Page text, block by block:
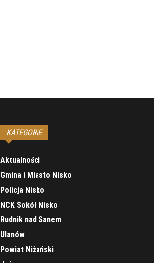
KATEGORIE
Aktualności
Gmina i Miasto Nisko
Policja Nisko
NCK Sokół Nisko
Rudnik nad Sanem
Ulanów
Powiat Niżański